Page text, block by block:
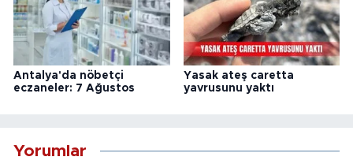
Antalya'da nöbetçi
eczaneler: 7 Ağustos
Yasak ateş caretta
yavrusunu yaktı
Yorumlar